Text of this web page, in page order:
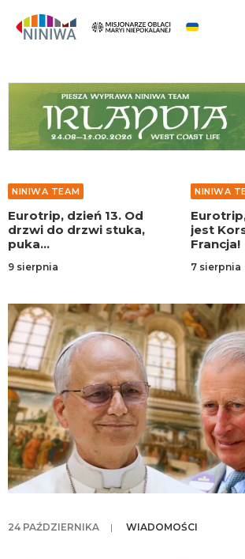
WYDARZENIA
O NAS
WSPÓLNOTA
NINIWA TEAM
FESTIWAL ŻYCIA
WOLONTARIAT
AKTUALNOŚCI
NINIWA BUD
SKLEP
KONTAKT
NINIWA TEAM
Eurotrip, dzień 13. Od
drzwi do drzwi stuka,
puka…
9 sierpnia
NINIWA
jest
Francja!
7 sierpnia
24 PAŹDZIERNIKA | WIADOMOŚCI